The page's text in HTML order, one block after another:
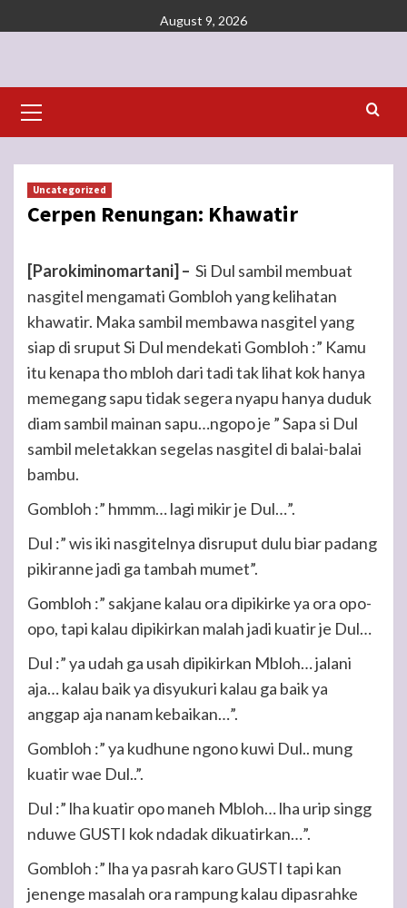
to
August 9, 2026
Menu
Uncategorized
Cerpen Renungan: Khawatir
[Parokiminomartani] – Si Dul sambil membuat
nasgitel mengamati Gombloh yang kelihatan
khawatir. Maka sambil membawa nasgitel yang
siap di sruput Si Dul mendekati Gombloh :” Kamu
itu kenapa tho mbloh dari tadi tak lihat kok hanya
memegang sapu tidak segera nyapu hanya duduk
diam sambil mainan sapu…ngopo je ” Sapa si Dul
sambil meletakkan segelas nasgitel di balai-balai
bambu.
Gombloh :” hmmm… lagi mikir je Dul…”.
Dul :” wis iki nasgitelnya disruput dulu biar padang
pikiranne jadi ga tambah mumet”.
Gombloh :” sakjane kalau ora dipikirke ya ora opo-
opo, tapi kalau dipikirkan malah jadi kuatir je Dul…
Dul :” ya udah ga usah dipikirkan Mbloh… jalani
aja… kalau baik ya disyukuri kalau ga baik ya
anggap aja nanam kebaikan…”.
Gombloh :” ya kudhune ngono kuwi Dul.. mung
kuatir wae Dul..”.
Dul :” lha kuatir opo maneh Mbloh… lha urip singg
nduwe GUSTI kok ndadak dikuatirkan…”.
Gombloh :” lha ya pasrah karo GUSTI tapi kan
jenenge masalah ora rampung kalau dipasrahke